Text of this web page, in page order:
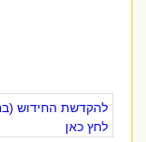
להקדשת החידוש
לחץ כאן